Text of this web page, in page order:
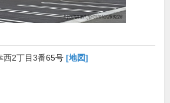
西2丁目3番65号 [地図]